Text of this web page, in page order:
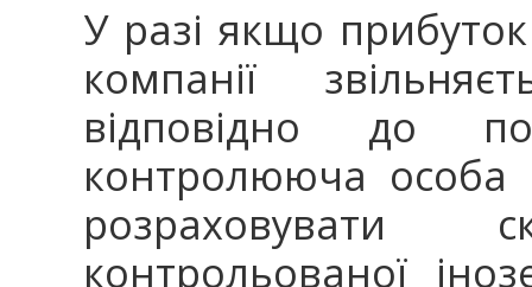
У разі якщо
компанії
відповідно до
контролююча особа
розраховувати
контрольованої